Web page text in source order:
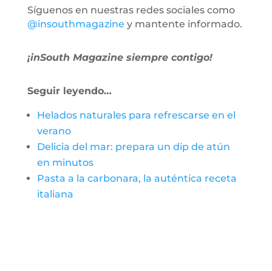
Síguenos en nuestras redes sociales como
@insouthmagazine y mantente informado.
¡inSouth Magazine siempre contigo!
Seguir leyendo…
Helados naturales para refrescarse en el
verano
Delicia del mar: prepara un dip de atún
en minutos
Pasta a la carbonara, la auténtica receta
italiana